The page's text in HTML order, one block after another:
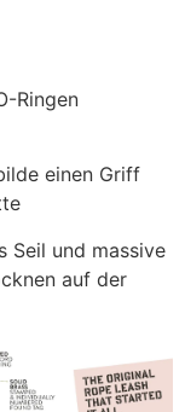
Ringen
einen Griff
Seil und massive
auf der